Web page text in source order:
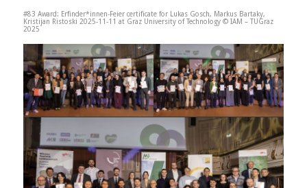
#83 Award: Erfinder*innen-Feier certificate for Lukas Gosch, Markus Bartaky,
Kristijan Ristoski 2025-11-11 at Graz University of Technology © IAM – TUGraz
2025